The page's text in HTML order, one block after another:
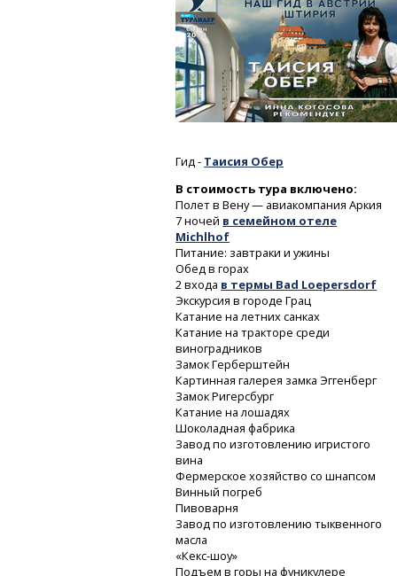
Гид - Таисия Обер
В стоимость тура включено:
Полет в Вену — авиакомпания Аркия
7 ночей в семейном отеле
Michlhof
Питание: завтраки и ужины
Обед в горах
2 входа в термы Bad Loepersdorf
Экскурсия в городе Грац
Катание на летних санках
Катание на тракторе среди
виноградников
Замок Герберштейн
Картинная галерея замка Эггенберг
Замок Ригерсбург
Катание на лошадях
Шоколадная фабрика
Завод по изготовлению игристого
вина
Фермерское хозяйство со шнапсом
Винный погреб
Пивоварня
Завод по изготовлению тыквенного
масла
«Кекс-шоу»
Подъем в горы на фуникулере